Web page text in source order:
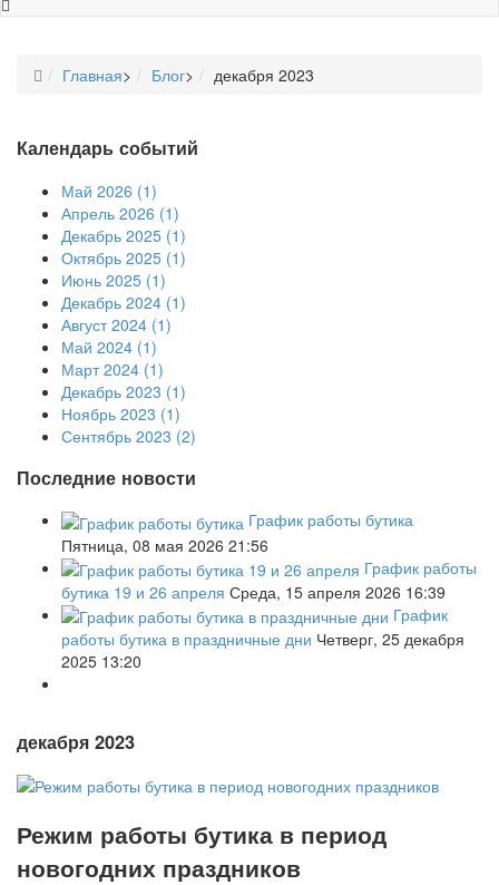
Главная> Блог> декабря 2023
Календарь событий
Май 2026 (1)
Апрель 2026 (1)
Декабрь 2025 (1)
Октябрь 2025 (1)
Июнь 2025 (1)
Декабрь 2024 (1)
Август 2024 (1)
Май 2024 (1)
Март 2024 (1)
Декабрь 2023 (1)
Ноябрь 2023 (1)
Сентябрь 2023 (2)
Последние новости
График работы бутика
Пятница, 08 мая 2026 21:56
График работы
бутика 19 и 26 апреля Среда, 15 апреля 2026 16:39
График
работы бутика в праздничные дни Четверг, 25 декабря
2025 13:20
декабря 2023
Режим работы бутика в период
новогодних праздников